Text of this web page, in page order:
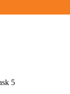
5